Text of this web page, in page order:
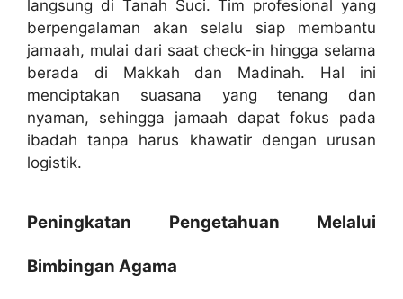
langsung di Tanah Suci. Tim profesional yang
berpengalaman akan selalu siap membantu
jamaah, mulai dari saat check-in hingga selama
berada di Makkah dan Madinah. Hal ini
menciptakan suasana yang tenang dan
nyaman, sehingga jamaah dapat fokus pada
ibadah tanpa harus khawatir dengan urusan
logistik.
Peningkatan Pengetahuan Melalui
Bimbingan Agama